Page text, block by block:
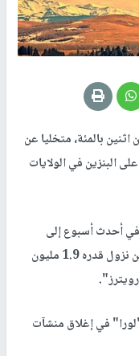
بالمئة، متخليا عن
البنزين في الولايات
مليون برميل في أحدث أسبوع إلى
498.4 مليون برميل، وهو تراجع أكبر بكثير من نزول قدره 1.9 مليون
في إغلاق منشآت